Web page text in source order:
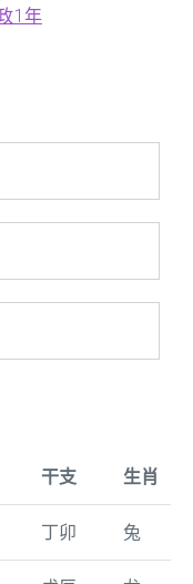
1年
干支 生肖
丁卯 兔